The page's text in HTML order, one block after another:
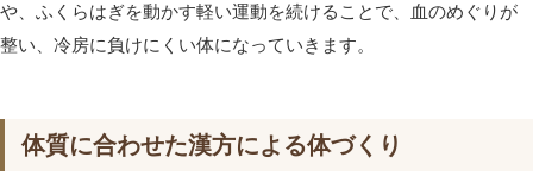
や、ふくらはぎを動かす軽い運動を続けることで、血のめぐりが
整い、冷房に負けにくい体になっていきます。
体質に合わせた漢方による体づくり